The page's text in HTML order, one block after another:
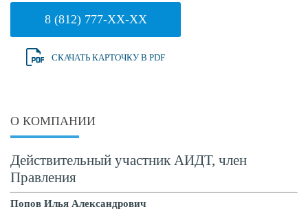
8 (812) 777-XX-XX
СКАЧАТЬ КАРТОЧКУ В PDF
О КОМПАНИИ
Действительный участник АИДТ, член
Правления
Попов Илья Александрович